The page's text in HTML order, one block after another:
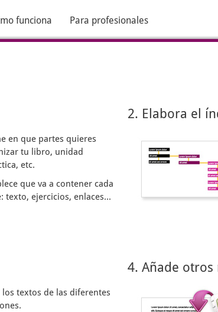
funciona Para profesionales
en que partes quieres
tu libro, unidad
etc.
que va a contener cada
texto, ejercicios, enlaces...
2. Elabora el
los textos de las diferentes
4. Añade otros